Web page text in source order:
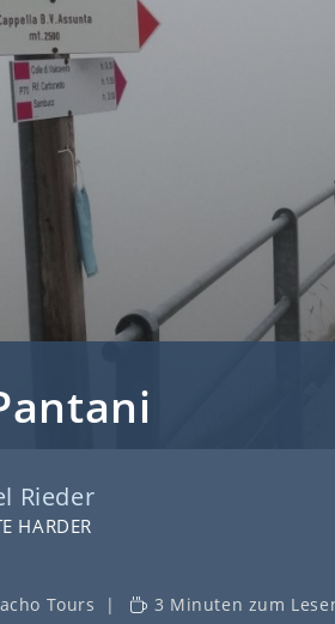
Rieder
HARDER
Tours 3 Minuten zum